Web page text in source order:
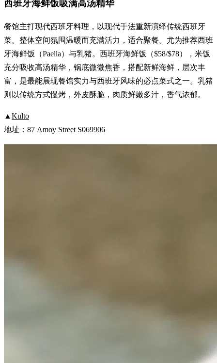
西班牙海鲜饭吸满高汤精华
餐馆主打现代西班牙料理，以现代手法重新演绎传统西班牙
菜。整体空间氛围温暖而充满活力，适合聚餐。尤为推荐西班
牙海鲜饭（Paella）与乳猪。西班牙海鲜饭（$58/$78），米饭
充分吸收高汤精华，锅底微微焦香，搭配新鲜海鲜，层次丰
富，是最能展现餐馆实力与西班牙风味的必点菜式之一。乳猪
则以传统方式慢烤，外皮酥脆，肉质鲜嫩多汁，香气浓郁。
▲ Kulto
地址：87 Amoy Street S069906